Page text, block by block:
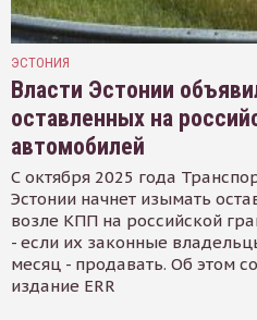
ЭСТОНИЯ
Власти Эстонии
оставленных на
автомобилей
С октября 2025 года
Эстонии начнет изымать
возле КПП на российской
- если их законные
месяц - продавать. Об этом
издание ERR